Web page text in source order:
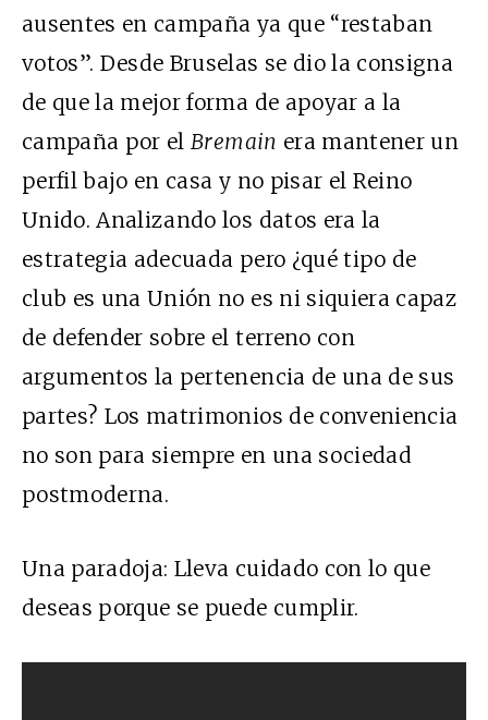
ausentes en campaña ya que “restaban
votos”. Desde Bruselas se dio la consigna
de que la mejor forma de apoyar a la
campaña por elBremain era mantener un
perfil bajo en casa y no pisar el Reino
Unido. Analizando los datos era la
estrategia adecuada pero ¿qué tipo de
club es una Unión no es ni siquiera capaz
de defender sobre el terreno con
argumentos la pertenencia de una de sus
partes? Los matrimonios de conveniencia
no son para siempre en una sociedad
postmoderna.
Una paradoja: Lleva cuidado con lo que
deseas porque se puede cumplir.